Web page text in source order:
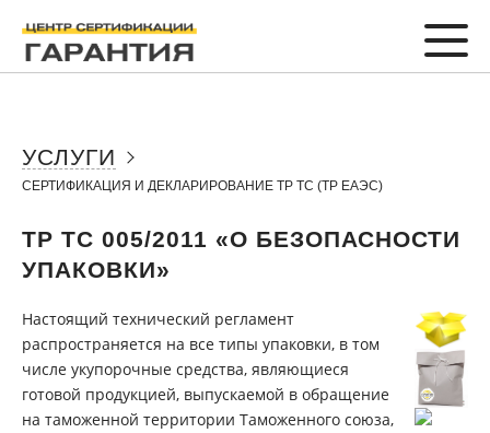
УСЛУГИ
СЕРТИФИКАЦИЯ И ДЕКЛАРИРОВАНИЕ ТР ТС (ТР ЕАЭС)
ТР ТС 005/2011 «О БЕЗОПАСНОСТИ
УПАКОВКИ»
Настоящий технический регламент
распространяется на все типы упаковки, в том
числе укупорочные средства, являющиеся
готовой продукцией, выпускаемой в обращение
на таможенной территории Таможенного союза,